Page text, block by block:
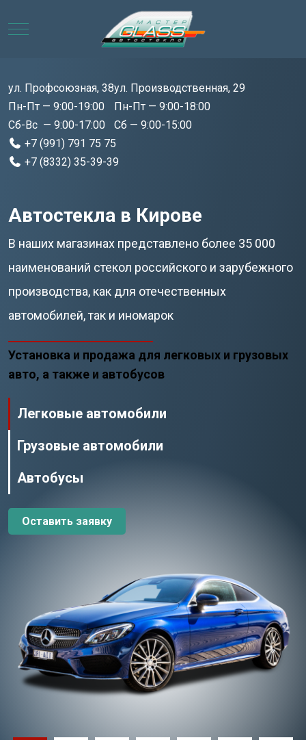
Mobile Menu Toggle
ул. Профсоюзная, 38
Пн-Пт — 9:00-19:00
Сб-Вс — 9:00-17:00
ул. Производственная, 29
Пн-Пт — 9:00-18:00
Сб — 9:00-15:00
+7 (991) 791 75 75
+7 (8332) 35-39-39
Автостекла в Кирове
В наших магазинах представлено более 35 000
наименований стекол российского и зарубежного
производства, как для отечественных
автомобилей, так и иномарок
Установка и продажа для легковых и грузовых
авто, а также и автобусов
Легковые автомобили
Грузовые автомобили
Автобусы
Оставить заявку